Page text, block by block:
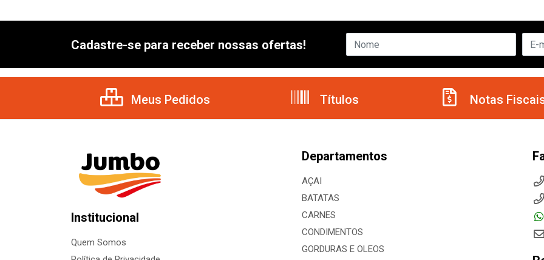
Cadastre-se para receber nossas ofertas!
Meus Pedidos Títulos Notas
Institucional
Quem Somos
Departamentos
AÇAI
BATATAS
CARNES
CONDIMENTOS
GORDURAS E OLEOS